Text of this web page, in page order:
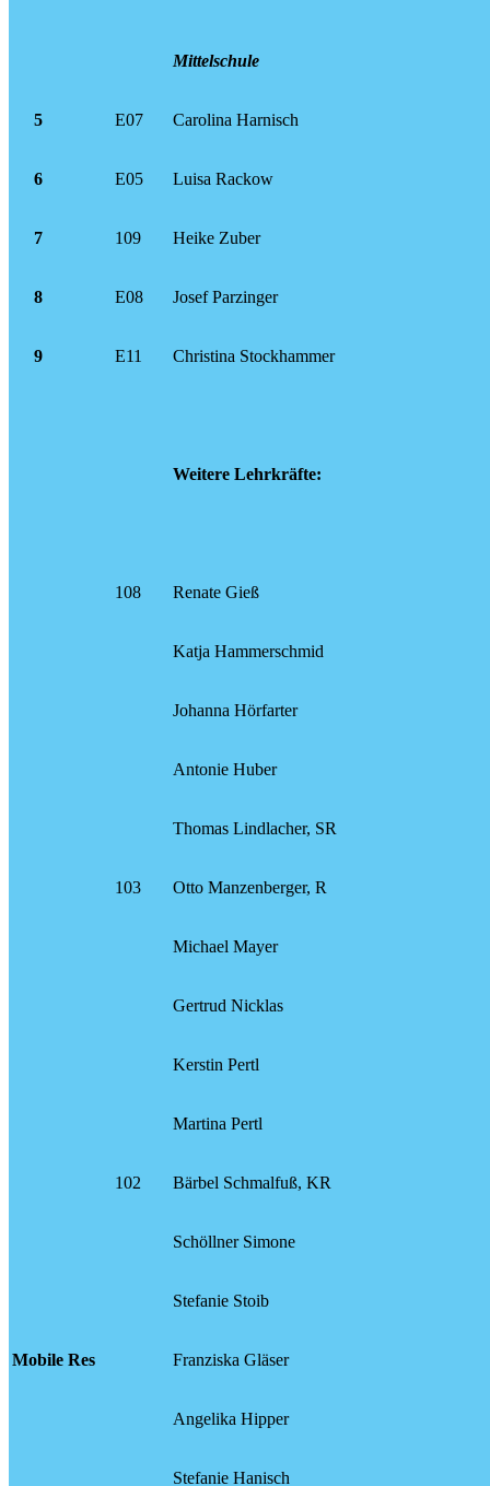
Mittelschule
5 E07 Carolina Harnisch
6 E05 Luisa Rackow
7 109 Heike Zuber
8 E08 Josef Parzinger
9 E11 Christina Stockhammer
Weitere Lehrkräfte:
108 Renate Gieß
Katja Hammerschmid
Johanna Hörfarter
Antonie Huber
Thomas Lindlacher, SR
103 Otto Manzenberger, R
Michael Mayer
Gertrud Nicklas
Kerstin Pertl
Martina Pertl
102 Bärbel Schmalfuß, KR
Schöllner Simone
Stefanie Stoib
Mobile Res Franziska Gläser
Angelika Hipper
Stefanie Hanisch